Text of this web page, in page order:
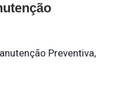
Preventiva,